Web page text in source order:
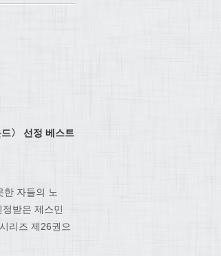
〉 선정 베스트
자들의 노
받은 제스민
리즈 제26권으